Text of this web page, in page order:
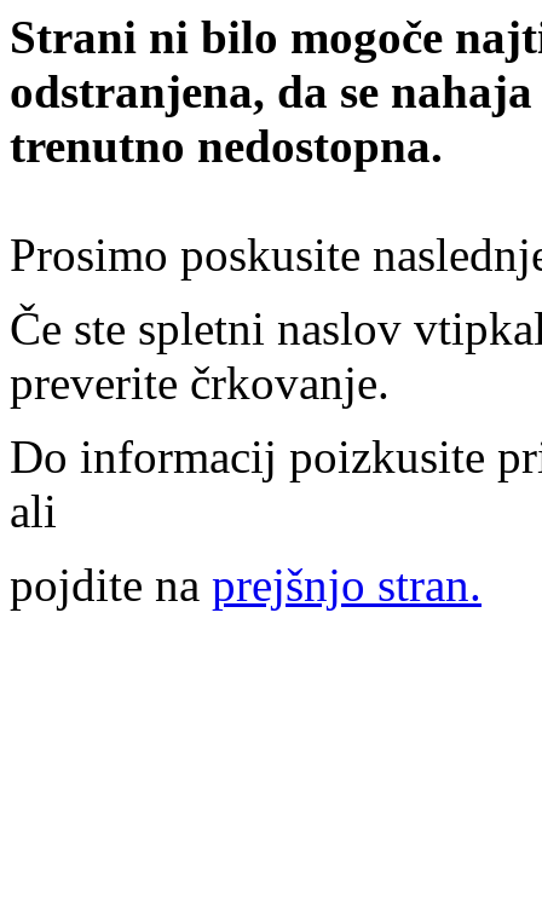
Strani ni bilo mogoče
odstranjena, da se
trenutno nedostopna.
Prosimo poskusite
Če ste spletni naslov
preverite črkovanje.
Do informacij poizkusite
ali
pojdite na prejšnjo stran.